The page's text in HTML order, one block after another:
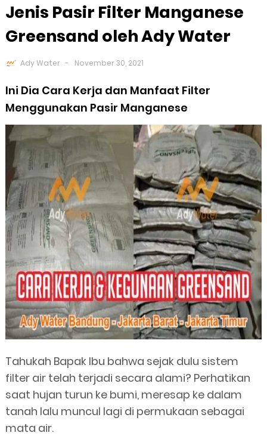
Jenis Pasir Filter Manganese
Greensand oleh Ady Water
Ady Water November 30, 2021
Ini Dia Cara Kerja dan Manfaat Filter
Menggunakan Pasir Manganese
Tahukah Bapak Ibu bahwa sejak dulu sistem
filter air telah terjadi secara alami? Perhatikan
saat hujan turun ke bumi, meresap ke dalam
tanah lalu muncul lagi di permukaan sebagai
mata air.